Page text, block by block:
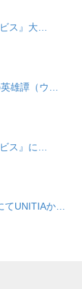
ス』大…
雄譚（ウ…
ス』に…
てUNITIAか…